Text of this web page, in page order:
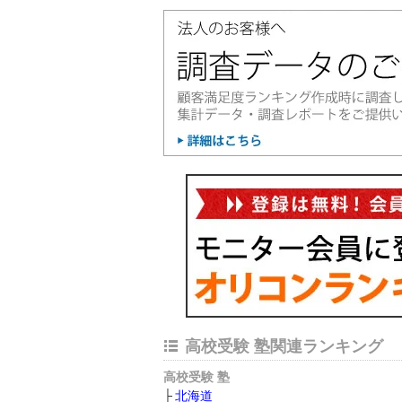
高校受験 塾関連ランキング
高校受験 塾
北海道